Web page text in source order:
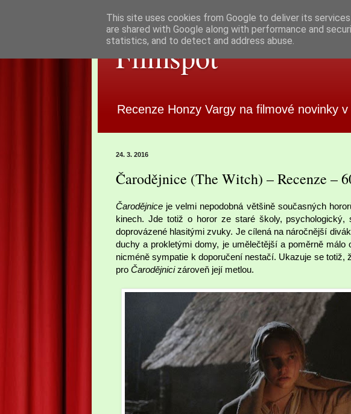
Filmspot
Recenze Honzy Vargy na filmové novinky v
24. 3. 2016
Čarodějnice (The Witch) – Recenze –
Čarodějnice je velmi nepodobná většině současných
kinech. Jde totiž o horor ze staré školy,
doprovázené hlasitými zvuky. Je cílená na náročnější
duchy a prokletými domy, je umělečtější a poměrně
nicméně sympatie k doporučení nestačí. Ukazuje se
pro Čarodějnicizároveň její metlou.
This site uses cookies from Google to deliver its
are shared with Google along with performance and
statistics, and to detect and address abuse.